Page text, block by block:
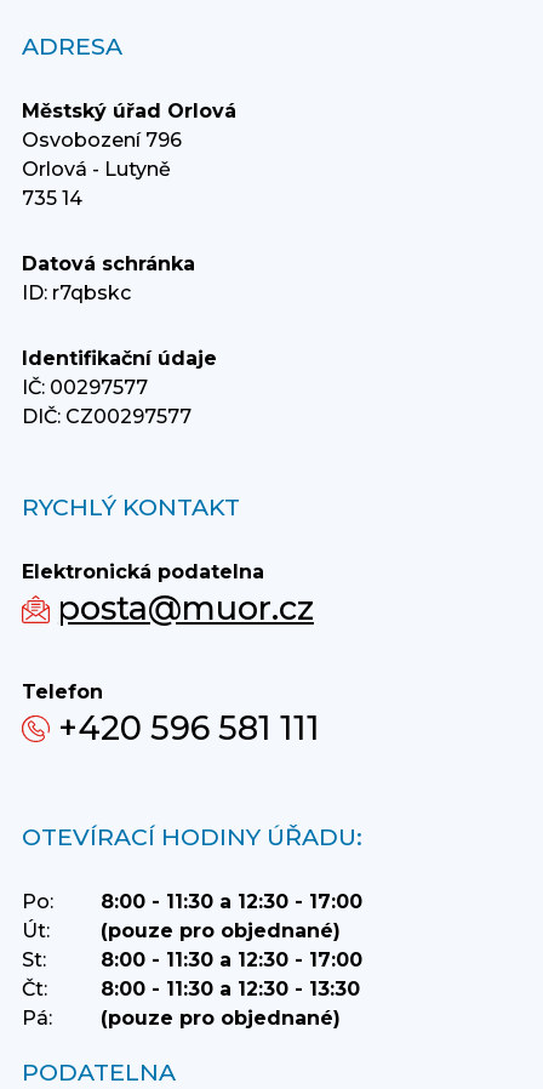
ADRESA
Městský úřad Orlová
Osvobození 796
Orlová - Lutyně
735 14
Datová schránka
ID: r7qbskc
Identifikační údaje
IČ: 00297577
DIČ: CZ00297577
RYCHLÝ KONTAKT
Elektronická podatelna
posta@muor.cz
Telefon
+420 596 581 111
OTEVÍRACÍ HODINY ÚŘADU:
Po:
8:00 - 11:30 a 12:30 - 17:00
Út:
(pouze pro objednané)
St:
8:00 - 11:30 a 12:30 - 17:00
Čt:
8:00 - 11:30 a 12:30 - 13:30
Pá:
(pouze pro objednané)
PODATELNA